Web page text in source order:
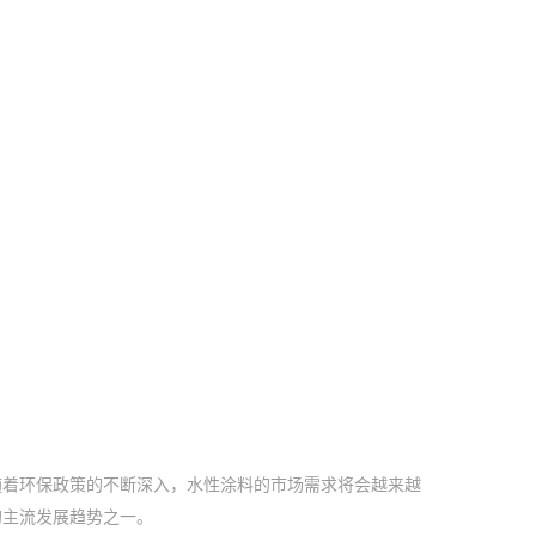
环保政策的不断深入，水性涂料的市场需求将会越来越
流发展趋势之一。